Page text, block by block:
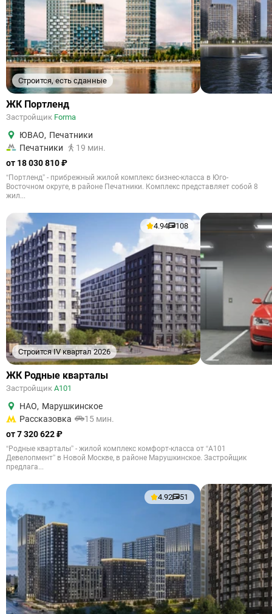
Строится, есть сданные
ЖК Портленд
Застройщик Forma
ЮВАО, Печатники
Печатники
19 мин.
от 18 030 810 ₽
“Портленд” - прибрежный жилой комплекс бизнес-класса в Юго-
Восточном округе, в районе Печатники. Комплекс представляет собой 8
жил...
Строится IV квартал 2026
4.94 108
ЖК Родные кварталы
Застройщик А101
НАО, Марушкинское
Рассказовка
15 мин.
от 7 320 622 ₽
“Родные кварталы” - жилой комплекс комфорт-класса от “А101
Девелопмент” в Новой Москве, в районе Марушкинское. Застройщик
предлага...
4.92 51